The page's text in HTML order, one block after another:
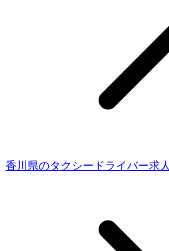
香川県のタクシードライバー求人